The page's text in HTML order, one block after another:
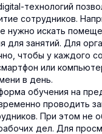
технологий
сотрудников.
нужно искать
для занятий. Для
чтобы у каждого
или
в день.
обучения на
проводить
При этом не
дел. Для